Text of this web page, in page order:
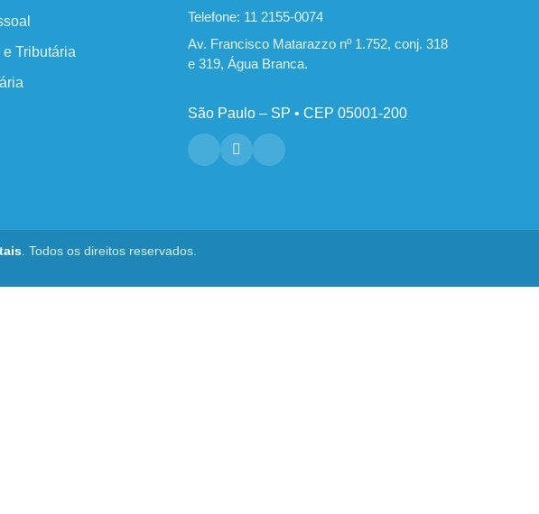
Tributária
Telefone: 11 2155-0074
Av. Francisco Matarazzo nº 1.752, conj. 318
e 319, Água Branca.
São Paulo – SP • CEP 05001-200
. Todos os direitos reservados.